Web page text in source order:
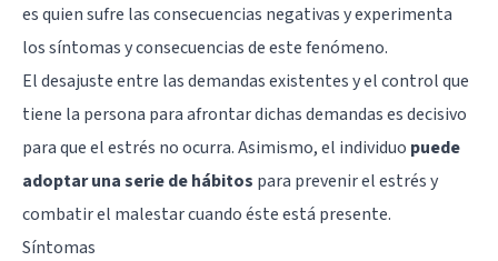
es quien sufre las consecuencias negativas y experimenta
los síntomas y consecuencias de este fenómeno.
El desajuste entre las demandas existentes y el control que
tiene la persona para afrontar dichas demandas es decisivo
para que el estrés no ocurra. Asimismo, el individuo puede
adoptar una serie de hábitos para prevenir el estrés y
combatir el malestar cuando éste está presente.
Síntomas